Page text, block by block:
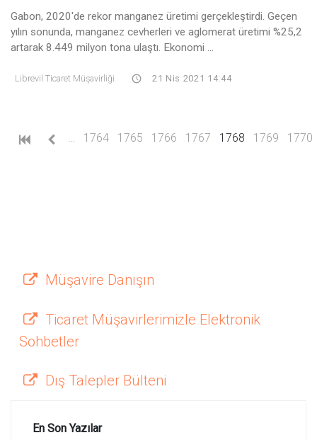
Gabon, 2020'de rekor manganez üretimi gerçekleştirdi. Geçen
yılın sonunda, manganez cevherleri ve aglomerat üretimi %25,2
artarak 8.449 milyon tona ulaştı. Ekonomi ...
Librevil Ticaret Müşavirliği 21 Nis 2021 14:44
1764 1765 1766 1767 1768 (current)
1769 1770
Müşavire Danışın
Ticaret Müşavirlerimizle Elektronik
Sohbetler
Dış Talepler Bülteni
En Son Yazılar